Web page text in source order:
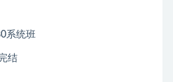
系统班
结